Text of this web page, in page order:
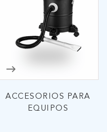
ACCESORIOS PARA
EQUIPOS